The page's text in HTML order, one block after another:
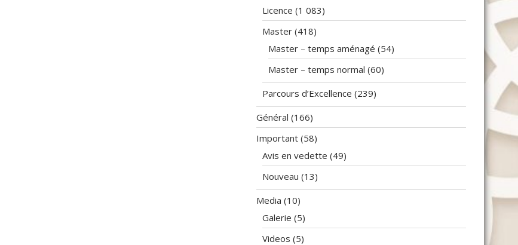
Licence (1 083)
Master (418)
Master – temps aménagé (54)
Master – temps normal (60)
Parcours d’Excellence (239)
Général (166)
Important (58)
Avis en vedette (49)
Nouveau (13)
Media (10)
Galerie (5)
Videos (5)